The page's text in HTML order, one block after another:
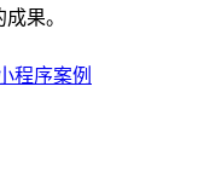
果。
程序案例